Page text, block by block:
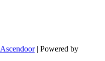
Ascendoor| Powered by